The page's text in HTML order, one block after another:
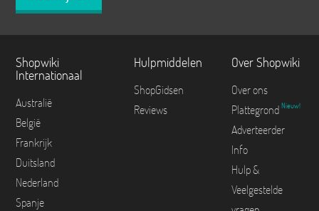
Shopwiki
Internationaal
Australië
België
Frankrijk
Duitsland
Nederland
Spanje
Hulpmiddelen
ShopGidsen
Reviews
Over Shopwiki
Over ons
Plattegrond Nieuw!
Adverteerder
Info
Hulp &
Veelgestelde